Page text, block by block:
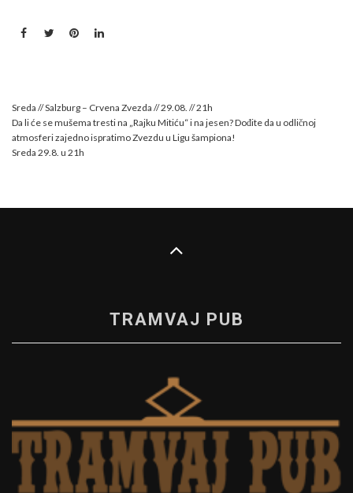
Sreda // Salzburg – Crvena Zvezda // 29.08. // 21h
Da li će se mušema tresti na „Rajku Mitiću“ i na jesen? Dođite da u odličnoj
atmosferi zajedno ispratimo Zvezdu u Ligu šampiona!
Sreda 29.8. u 21h
TRAMVAJ PUB